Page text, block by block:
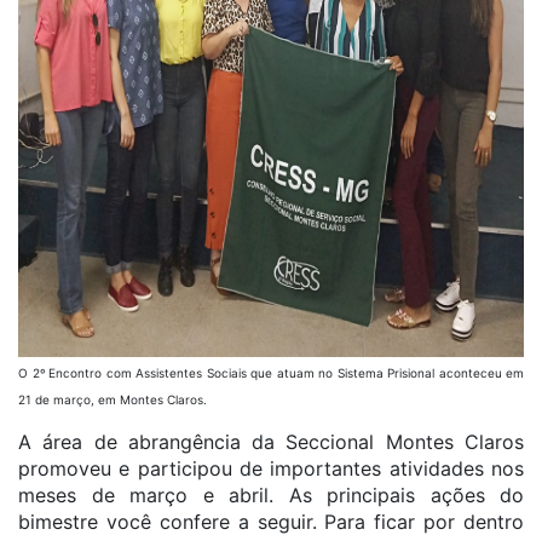
O 2º Encontro com Assistentes Sociais que atuam no Sistema Prisional aconteceu em
21 de março, em Montes Claros.
A área de abrangência da Seccional Montes Claros
promoveu e participou de importantes atividades nos
meses de março e abril. As principais ações do
bimestre você confere a seguir. Para ficar por dentro